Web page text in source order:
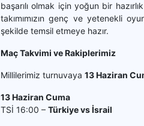
başarılı olmak için yoğun bir
takımımızın genç ve yetenekli
şekilde temsil etmeye hazır.
Maç Takvimi ve Rakiplerimiz
Millilerimiz turnuvaya 13 Haziran
13 Haziran Cuma
TSİ 16:00 – Türkiye vs İsrail